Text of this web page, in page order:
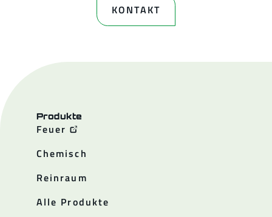
KONTAKT
Produkte
Feuer
Chemisch
Reinraum
Alle Produkte